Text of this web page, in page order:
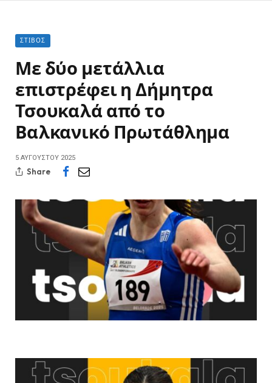
ΣΤΊΒΟΣ
Με δύο μετάλλια
επιστρέφει η Δήμητρα
Τσουκαλά από το
Βαλκανικό Πρωτάθλημα
5 ΑΥΓΟΎΣΤΟΥ 2025
Share